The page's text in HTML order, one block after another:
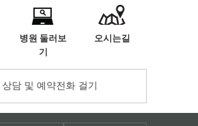
병원 둘러보
기
오시는길
상담 및 예약전화 걸기